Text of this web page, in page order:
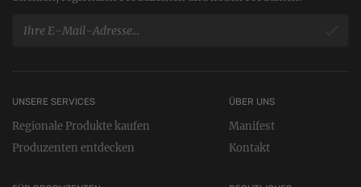
UNSERE SERVICES
Regionale Produkte kaufen
Produzenten entdecken
ÜBER UNS
Manifest
Kontakt